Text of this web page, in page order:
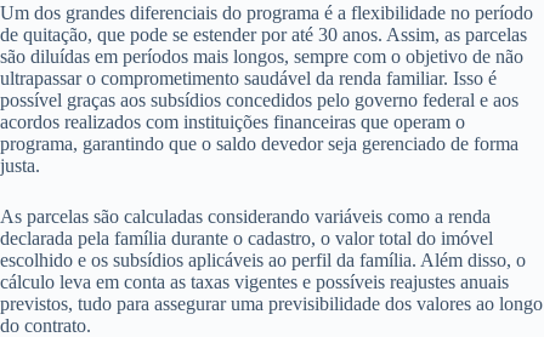
Um dos grandes diferenciais do programa é a flexibilidade no período
de quitação, que pode se estender por até 30 anos. Assim, as parcelas
são diluídas em períodos mais longos, sempre com o objetivo de não
ultrapassar o comprometimento saudável da renda familiar. Isso é
possível graças aos subsídios concedidos pelo governo federal e aos
acordos realizados com instituições financeiras que operam o
programa, garantindo que o saldo devedor seja gerenciado de forma
justa.
As parcelas são calculadas considerando variáveis como a renda
declarada pela família durante o cadastro, o valor total do imóvel
escolhido e os subsídios aplicáveis ao perfil da família. Além disso, o
cálculo leva em conta as taxas vigentes e possíveis reajustes anuais
previstos, tudo para assegurar uma previsibilidade dos valores ao longo
do contrato.